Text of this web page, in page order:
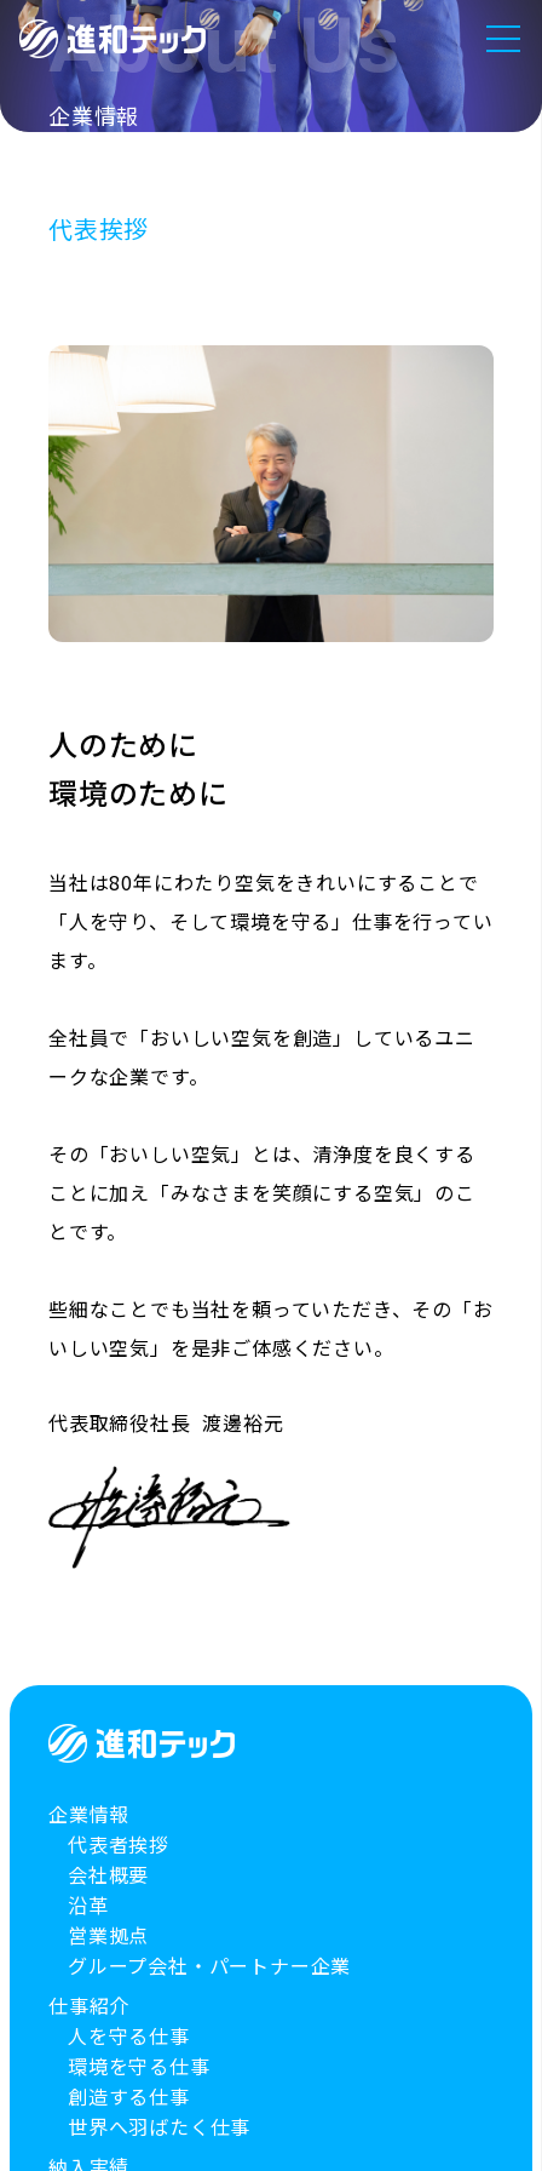
企業情報
代表挨拶
人のために
環境のために
当社は80年にわたり空気をきれいにすることで
「人を守り、そして環境を守る」仕事を行ってい
ます。
全社員で「おいしい空気を創造」しているユニ
ークな企業です。
その「おいしい空気」とは、清浄度を良くする
ことに加え「みなさまを笑顔にする空気」のこ
とです。
些細なことでも当社を頼っていただき、その「お
いしい空気」を是非ご体感ください。
代表取締役社長 渡邊裕元
企業情報
代表者挨拶
会社概要
沿革
営業拠点
グループ会社・パートナー企業
仕事紹介
人を守る仕事
環境を守る仕事
創造する仕事
世界へ羽ばたく仕事